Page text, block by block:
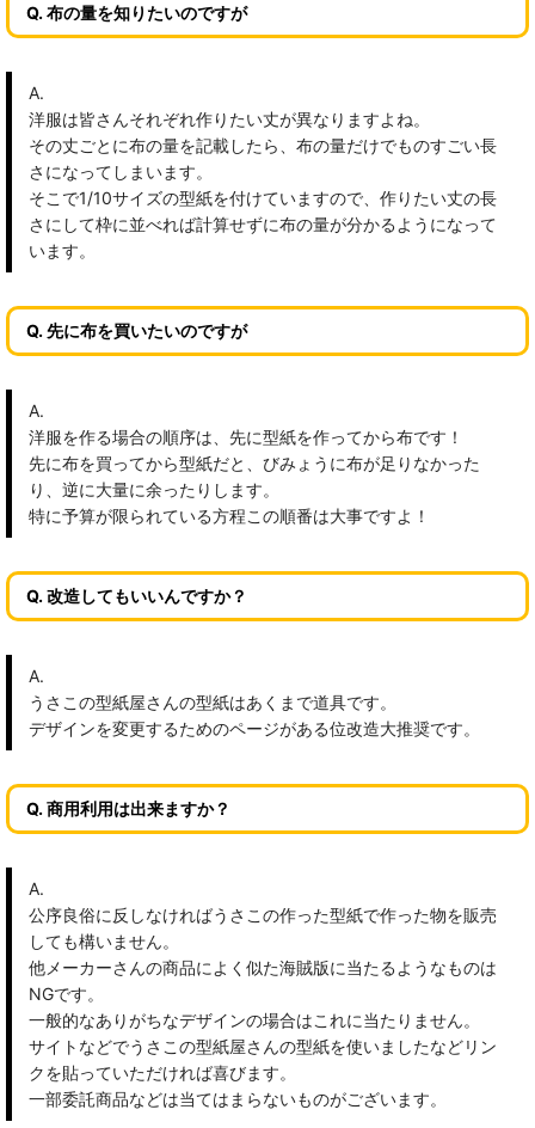
Q. 布の量を知りたいのですが
A.
洋服は皆さんそれぞれ作りたい丈が異なりますよね。
その丈ごとに布の量を記載したら、布の量だけでものすごい長
さになってしまいます。
そこで1/10サイズの型紙を付けていますので、作りたい丈の長
さにして枠に並べれば計算せずに布の量が分かるようになって
います。
Q. 先に布を買いたいのですが
A.
洋服を作る場合の順序は、先に型紙を作ってから布です！
先に布を買ってから型紙だと、びみょうに布が足りなかった
り、逆に大量に余ったりします。
特に予算が限られている方程この順番は大事ですよ！
Q. 改造してもいいんですか？
A.
うさこの型紙屋さんの型紙はあくまで道具です。
デザインを変更するためのページがある位改造大推奨です。
Q. 商用利用は出来ますか？
A.
公序良俗に反しなければうさこの作った型紙で作った物を販売
しても構いません。
他メーカーさんの商品によく似た海賊版に当たるようなものは
NGです。
一般的なありがちなデザインの場合はこれに当たりません。
サイトなどでうさこの型紙屋さんの型紙を使いましたなどリン
クを貼っていただければ喜びます。
一部委託商品などは当てはまらないものがございます。